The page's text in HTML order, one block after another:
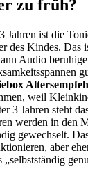
zu früh?
Jahren ist die
des Kindes. Das
Audio
weil
3 Jahren steht
werden in den
gewechselt.
aber